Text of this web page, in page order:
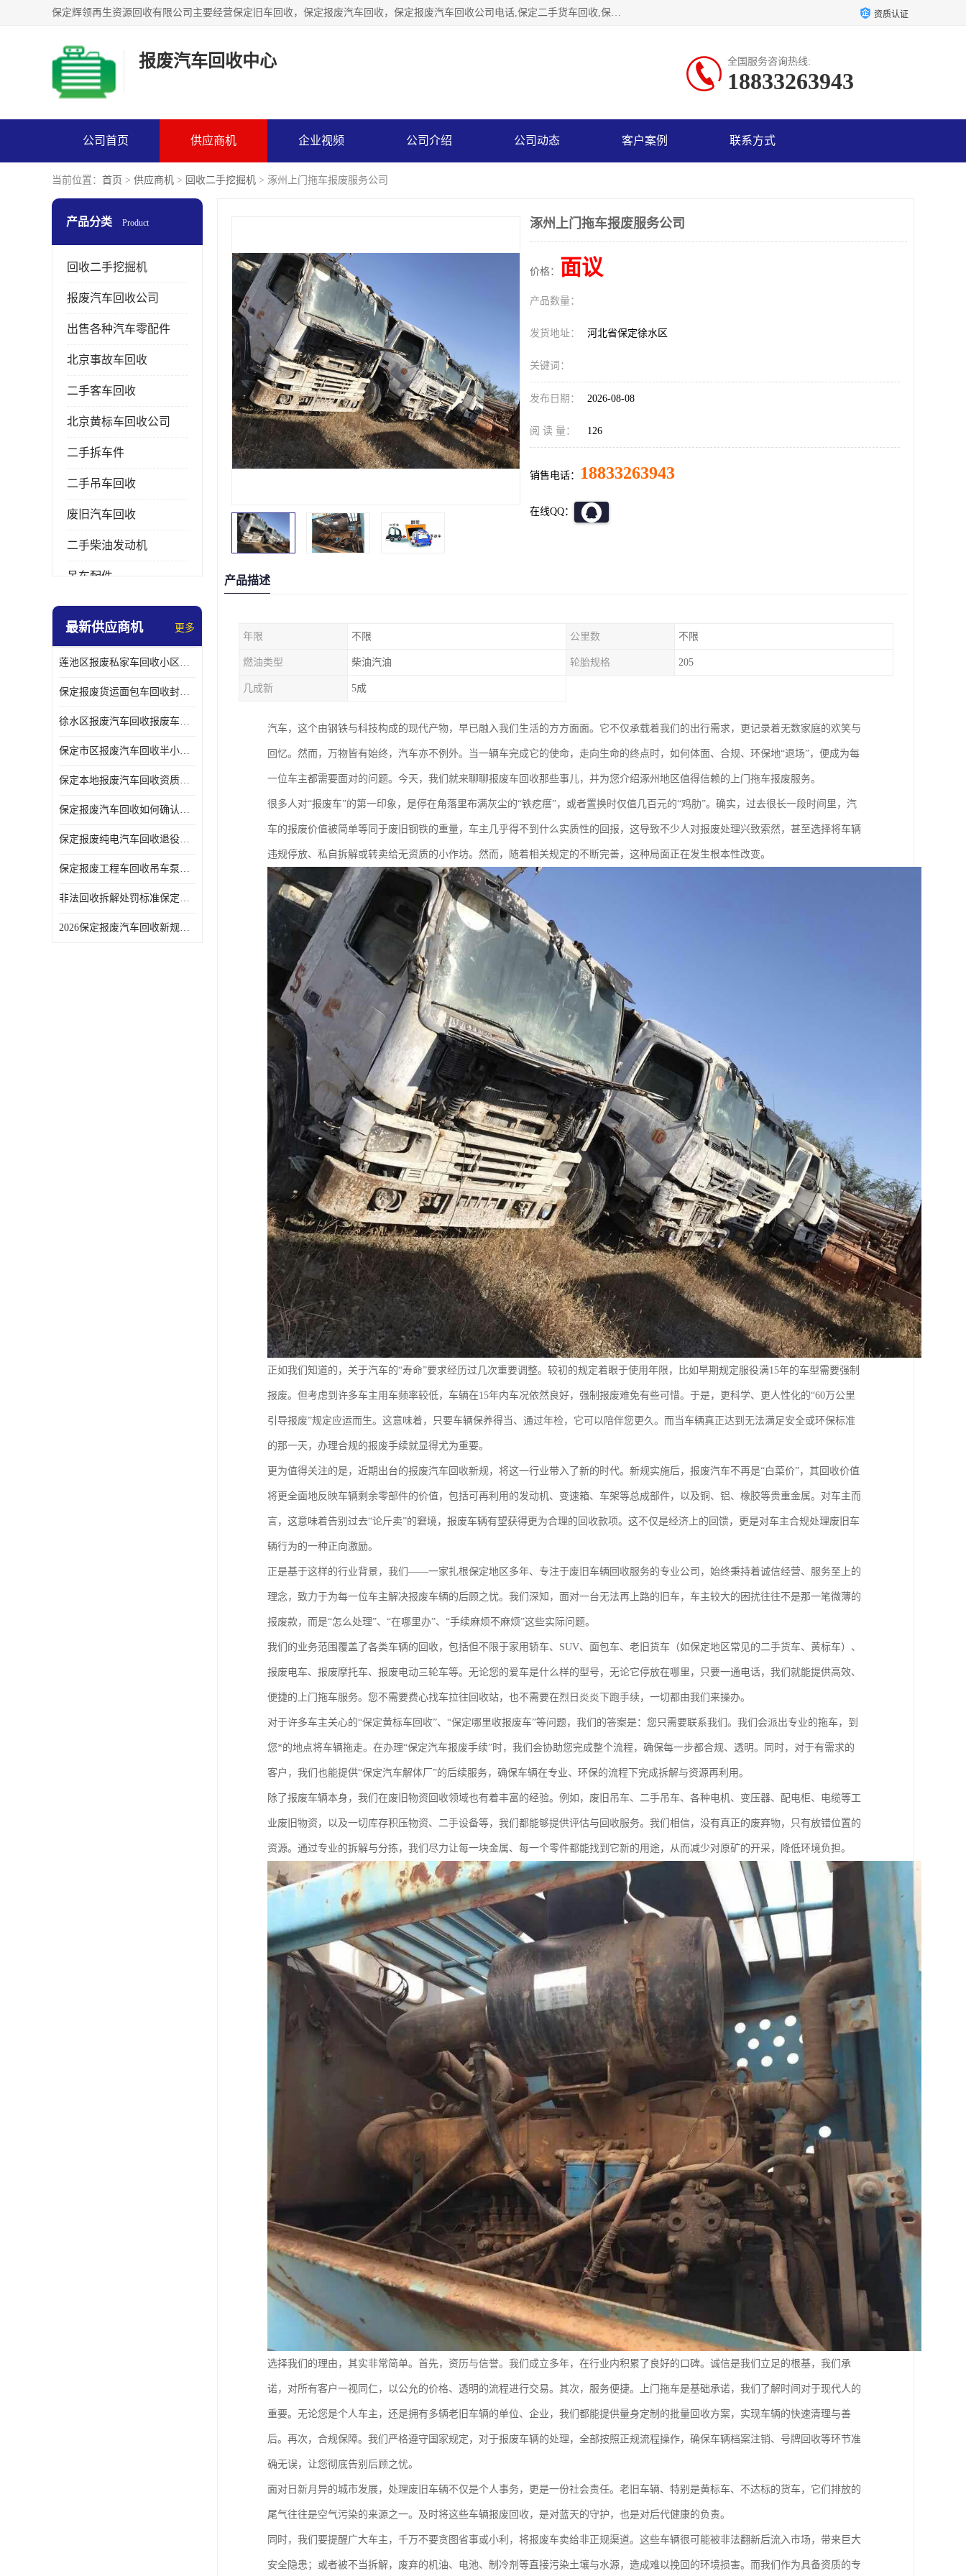
保定辉领再生资源回收有限公司主要经营保定旧车回收，保定报废汽车回收，保定报废汽车回收公司电话,保定二手货车回收,保定黄标车回收, 保定黄标车回收，保定哪里收报废车，保定废旧汽车回收，保定汽车报废手续办理，保定汽车解体厂。将通过采取区域限行促进淘汰、经济补助激励新、加大上路*法处罚、加强达标排放监管等综合措施，对老旧机动车逐步实行末位淘汰，加快老旧机动车淘汰新 资质认证
报废汽车回收中心 全国服务咨询热线:
18833263943
公司首页 供应商机 企业视频 公司介绍 公司动态 客户案例 联系方式
当前位置： 首页 > 供应商机 > 回收二手挖掘机 > 涿州上门拖车报废服务公司
产品分类 Product
回收二手挖掘机
报废汽车回收公司
出售各种汽车零配件
北京事故车回收
二手客车回收
北京黄标车回收公司
二手拆车件
二手吊车回收
废旧汽车回收
二手柴油发动机
吊车配件
挖掘机拆车件
最新供应商机 更多
莲池区报废私家车回收小区上门拖车便捷
保定报废货运面包车回收封闭货车报废销户
徐水区报废汽车回收报废车辆补贴申请流程
保定市区报废汽车回收半小时上门现场估价
保定本地报废汽车回收资质齐全无隐形收费
保定报废汽车回收如何确认车辆完成销户
保定报废纯电汽车回收退役电池统一处置
保定报废工程车回收吊车泵车挖掘机回收拆解
非法回收拆解处罚标准保定报废车合规提示
2026保定报废汽车回收新规解读车主必看
涿州上门拖车报废服务公司
价格： 面议
产品数量：
发货地址： 河北省保定徐水区
关键词：
发布日期： 2026-08-08
阅 读 量： 126
销售电话： 18833263943
在线QQ：
产品描述
年限 不限 公里数 不限
燃油类型 柴油汽油 轮胎规格 205
几成新 5成
汽车，这个由钢铁与科技构成的现代产物，早已融入我们生活的方方面面。它不仅承载着我们的出行需求，更记录着无数家庭的欢笑与
回忆。然而，万物皆有始终，汽车亦不例外。当一辆车完成它的使命，走向生命的终点时，如何体面、合规、环保地“退场”，便成为每
一位车主都需要面对的问题。今天，我们就来聊聊报废车回收那些事儿，并为您介绍涿州地区值得信赖的上门拖车报废服务。
很多人对“报废车”的第一印象，是停在角落里布满灰尘的“铁疙瘩”，或者置换时仅值几百元的“鸡肋”。确实，过去很长一段时间里，汽
车的报废价值被简单等同于废旧钢铁的重量，车主几乎得不到什么实质性的回报，这导致不少人对报废处理兴致索然，甚至选择将车辆
违规停放、私自拆解或转卖给无资质的小作坊。然而，随着相关规定的不断完善，这种局面正在发生根本性改变。
正如我们知道的，关于汽车的“寿命”要求经历过几次重要调整。较初的规定着眼于使用年限，比如早期规定服役满15年的车型需要强制
报废。但考虑到许多车主用车频率较低，车辆在15年内车况依然良好，强制报废难免有些可惜。于是，更科学、更人性化的“60万公里
引导报废”规定应运而生。这意味着，只要车辆保养得当、通过年检，它可以陪伴您更久。而当车辆真正达到无法满足安全或环保标准
的那一天，办理合规的报废手续就显得尤为重要。
更为值得关注的是，近期出台的报废汽车回收新规，将这一行业带入了新的时代。新规实施后，报废汽车不再是“白菜价”，其回收价值
将更全面地反映车辆剩余零部件的价值，包括可再利用的发动机、变速箱、车架等总成部件，以及铜、铝、橡胶等贵重金属。对车主而
言，这意味着告别过去“论斤卖”的窘境，报废车辆有望获得更为合理的回收款项。这不仅是经济上的回馈，更是对车主合规处理废旧车
辆行为的一种正向激励。
正是基于这样的行业背景，我们——一家扎根保定地区多年、专注于废旧车辆回收服务的专业公司，始终秉持着诚信经营、服务至上的
理念，致力于为每一位车主解决报废车辆的后顾之忧。我们深知，面对一台无法再上路的旧车，车主较大的困扰往往不是那一笔微薄的
报废款，而是“怎么处理”、“在哪里办”、“手续麻烦不麻烦”这些实际问题。
我们的业务范围覆盖了各类车辆的回收，包括但不限于家用轿车、SUV、面包车、老旧货车（如保定地区常见的二手货车、黄标车）、
报废电车、报废摩托车、报废电动三轮车等。无论您的爱车是什么样的型号，无论它停放在哪里，只要一通电话，我们就能提供高效、
便捷的上门拖车服务。您不需要费心找车拉往回收站，也不需要在烈日炎炎下跑手续，一切都由我们来操办。
对于许多车主关心的“保定黄标车回收”、“保定哪里收报废车”等问题，我们的答案是：您只需要联系我们。我们会派出专业的拖车，到
您*的地点将车辆拖走。在办理“保定汽车报废手续”时，我们会协助您完成整个流程，确保每一步都合规、透明。同时，对于有需求的
客户，我们也能提供“保定汽车解体厂”的后续服务，确保车辆在专业、环保的流程下完成拆解与资源再利用。
除了报废车辆本身，我们在废旧物资回收领域也有着丰富的经验。例如，废旧吊车、二手吊车、各种电机、变压器、配电柜、电缆等工
业废旧物资，以及一切库存积压物资、二手设备等，我们都能够提供评估与回收服务。我们相信，没有真正的废弃物，只有放错位置的
资源。通过专业的拆解与分拣，我们尽力让每一块金属、每一个零件都能找到它新的用途，从而减少对原矿的开采，降低环境负担。
选择我们的理由，其实非常简单。首先，资历与信誉。我们成立多年，在行业内积累了良好的口碑。诚信是我们立足的根基，我们承
诺，对所有客户一视同仁，以公允的价格、透明的流程进行交易。其次，服务便捷。上门拖车是基础承诺，我们了解时间对于现代人的
重要。无论您是个人车主，还是拥有多辆老旧车辆的单位、企业，我们都能提供量身定制的批量回收方案，实现车辆的快速清理与善
后。再次，合规保障。我们严格遵守国家规定，对于报废车辆的处理，全部按照正规流程操作，确保车辆档案注销、号牌回收等环节准
确无误，让您彻底告别后顾之忧。
面对日新月异的城市发展，处理废旧车辆不仅是个人事务，更是一份社会责任。老旧车辆、特别是黄标车、不达标的货车，它们排放的
尾气往往是空气污染的来源之一。及时将这些车辆报废回收，是对蓝天的守护，也是对后代健康的负责。
同时，我们要提醒广大车主，千万不要贪图省事或小利，将报废车卖给非正规渠道。这些车辆很可能被非法翻新后流入市场，带来巨大
安全隐患；或者被不当拆解，废弃的机油、电池、制冷剂等直接污染土壤与水源，造成难以挽回的环境损害。而我们作为具备资质的专